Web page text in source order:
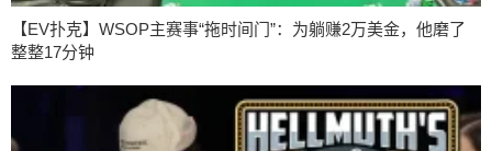
【EV扑克】WSOP主赛事“拖时间门”：为躺赚2万美金，他磨了
整整17分钟